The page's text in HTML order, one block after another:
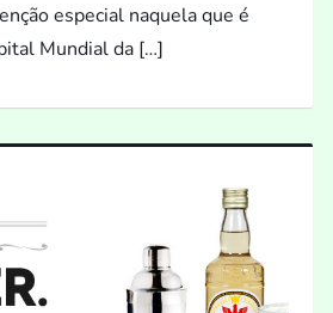
especial naquela que é
Mundial da […]